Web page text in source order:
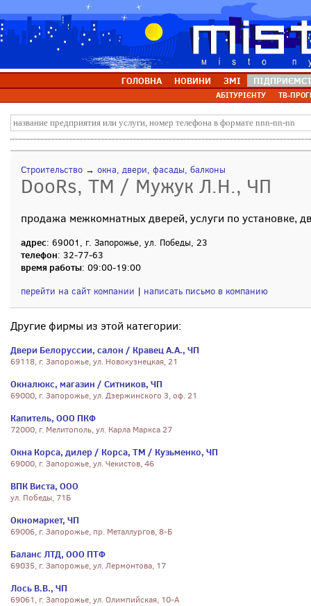
ГОЛОВНА НОВИНИ ЗМІ
АБІТУРІЄНТУ ТВ-
Строительство → окна, двери, фасады, балконы
DooRs, ТМ / Мужук Л.Н., ЧП
продажа межкомнатных дверей, услуги по установке,
адрес: 69001, г. Запорожье, ул. Победы, 23
телефон: 32-77-63
время работы: 09:00-19:00
перейти на сайт компании | написать письмо в компанию
Другие фирмы из этой категории:
Двери Белоруссии, салон / Кравец А.А., ЧП
69118, г. Запорожье, ул. Новокузнецкая, 21
Окналюкс, магазин / Ситников, ЧП
69000, г. Запорожье, ул. Дзержинского 3, оф. 21
Капитель, ООО ПКФ
72000, г. Мелитополь, ул. Карла Маркса 27
Окна Корса, дилер / Корса, ТМ / Кузьменко, ЧП
69000, г. Запорожье, ул. Чекистов, 46
ВПК Виста, ООО
ул. Победы, 71Б
Окномаркет, ЧП
69006, г. Запорожье, пр. Металлургов, 8-Б
Баланс ЛТД, ООО ПТФ
69035, г. Запорожье, ул. Лермонтова, 17
Лось В.В., ЧП
69061, г. Запорожье, ул. Олимпийская, 10-А